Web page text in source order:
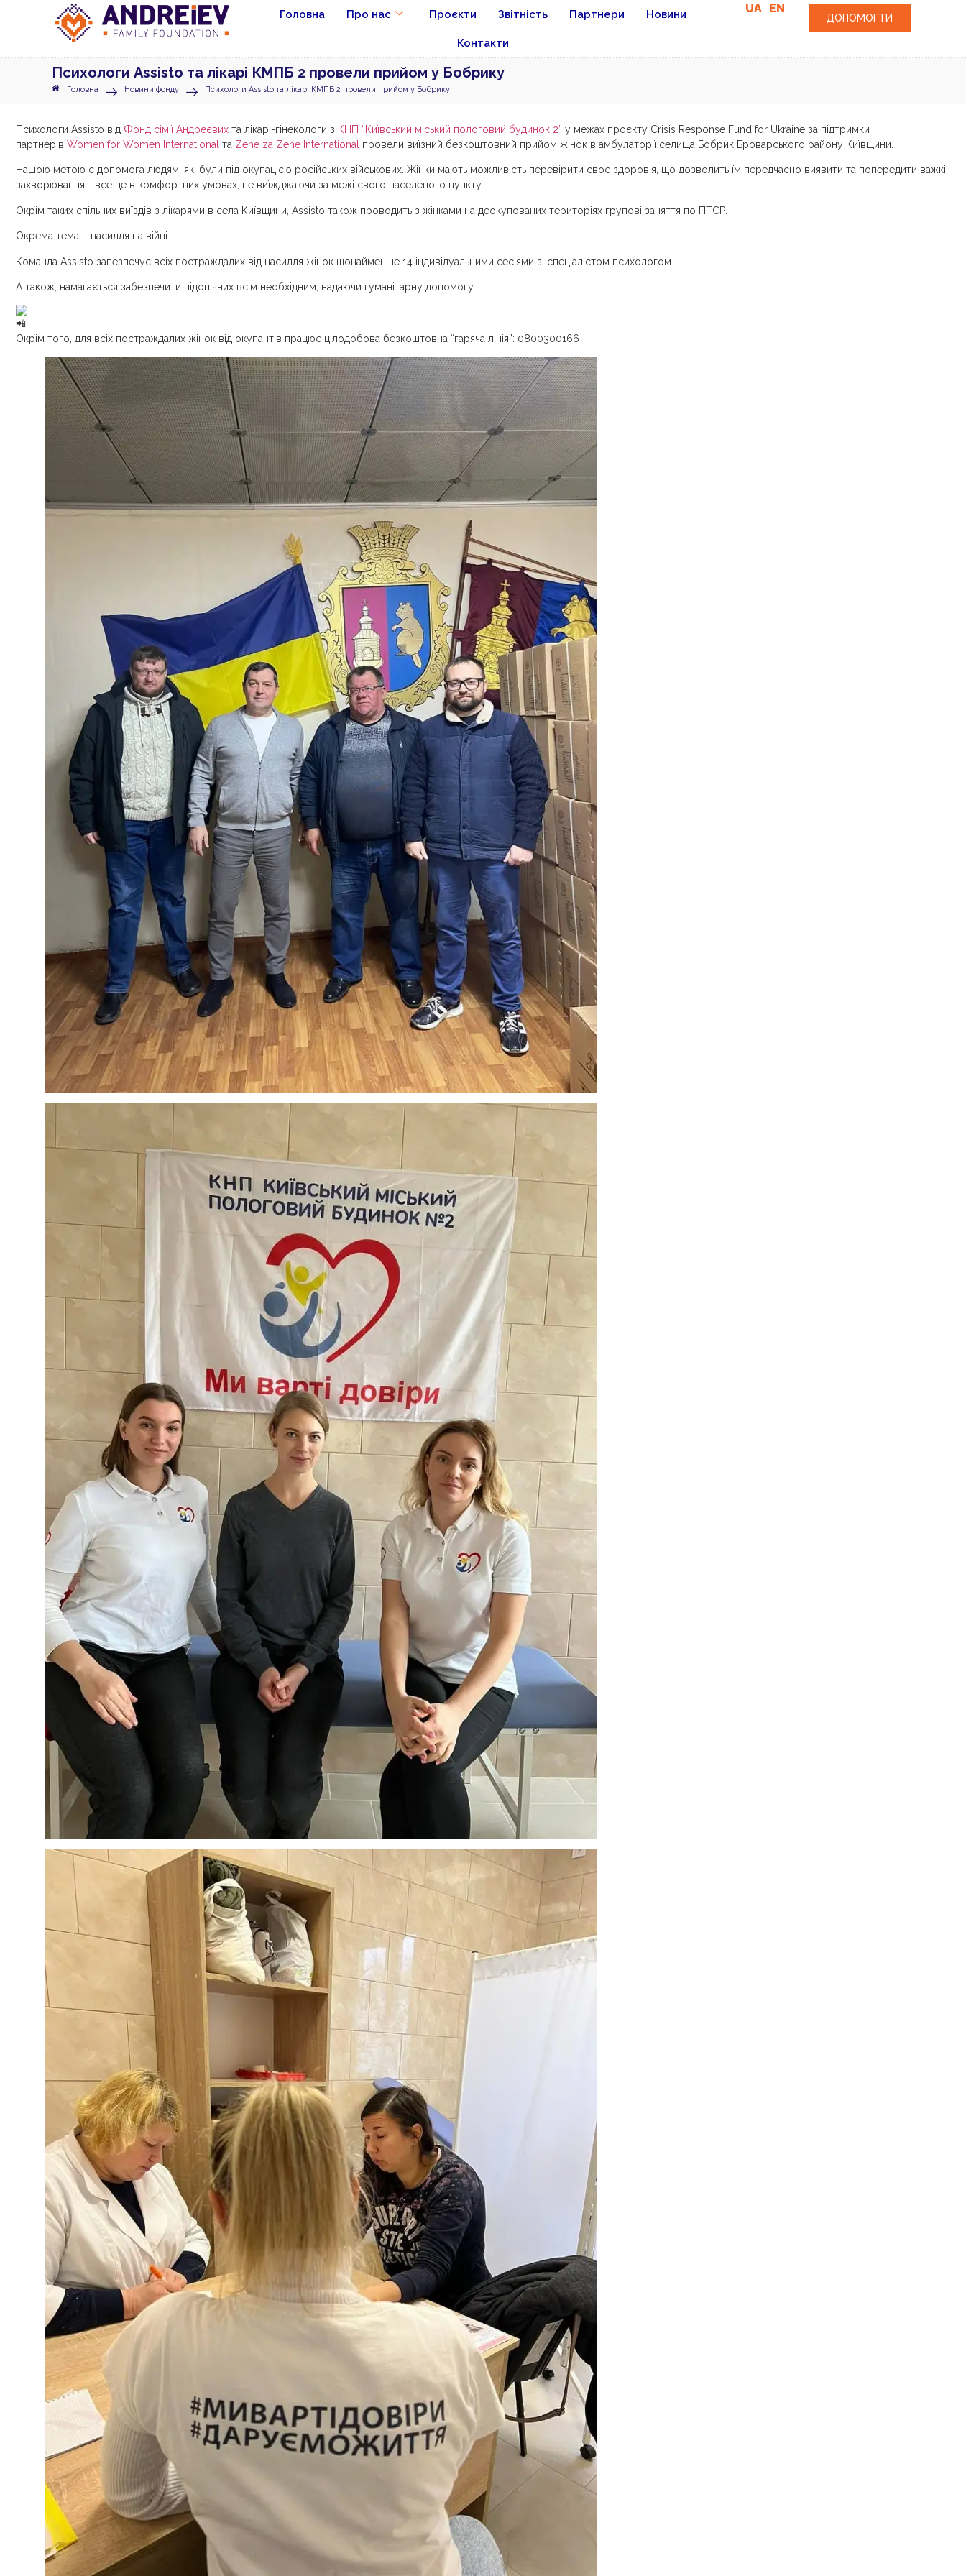
Головна Про нас Проєкти Звітність Партнери Новини
Контакти
UA EN
ДОПОМОГТИ
Психологи Assisto та лікарі КМПБ 2 провели прийом у Бобрику
Головна Новини фонду Психологи Assisto та лікарі КМПБ 2 провели прийом у Бобрику
Психологи Assisto від Фонд сім’ї Андреєвих та лікарі-гінекологи з КНП “Київський міський пологовий будинок 2” у межах проєкту Crisis Response Fund for Ukraine за підтримки
партнерів Women for Women International та Zene za Zene International провели виїзний безкоштовний прийом жінок в амбулаторії селища Бобрик Броварського району Київщини.
Нашою метою є допомога людям, які були під окупацією російських військових. Жінки мають можливість перевірити своє здоров’я, що дозволить їм передчасно виявити та попередити важкі
захворювання. І все це в комфортних умовах, не виїжджаючи за межі свого населеного пункту.
Окрім таких спільних виїздів з лікарями в села Київщини, Assisto також проводить з жінками на деокупованих територіях групові заняття по ПТСР.
Окрема тема – насилля на війні.
Команда Assisto запезпечує всіх постраждалих від насилля жінок щонайменше 14 індивідуальними сесіями зі спеціалістом психологом.
А також, намагається забезпечити підопічних всім необхідним, надаючи гуманітарну допомогу.
Окрім того, для всіх постраждалих жінок від окупантів працює цілодобова безкоштовна “гаряча лінія”: 0800300166